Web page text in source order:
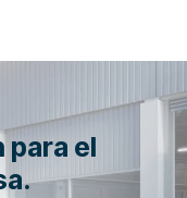
para el